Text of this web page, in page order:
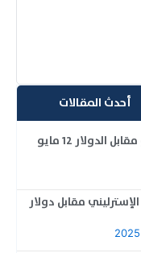
أحدث المقالات
التحليل الفني لزوج اليورو مقابل الدولار 12 مايو
مقابل دولار